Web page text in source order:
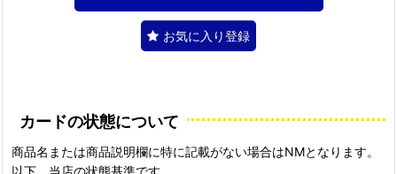
お気に入り登録
カードの状態について
商品名または商品説明欄に特に記載がない場合はNMとなります。
以下、当店の状態基準です。